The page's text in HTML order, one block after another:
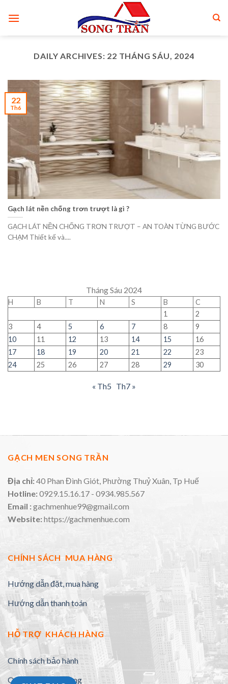
DAILY ARCHIVES: 22 THÁNG SÁU, 2024
Gạch lát nền chống trơn trượt là gì ?
GẠCH LÁT NỀN CHỐNG TRƠN TRƯỢT – AN TOÀN TỪNG BƯỚC
CHẠM Thiết kế và....
22
Th6
Tháng Sáu 2024
H B T N S B
C
1
2
3
4 5 6 7 8
9
10
11 12 13 14 15
16
17
18 19 20 21 22
23
24
25 26 27 28 29 30
« Th5 Th7 »
GẠCH MEN SONG TRẦN
Địa chỉ:40 Phan Đình Giót, Phường Thuỷ Xuân, Tp Huế
Hotline:0929.15.16.17 - 0934.985.567
Email :gachmenhue99@gmail.com
Website:https://gachmenhue.com
CHÍNH SÁCH MUA HÀNG
Hướng dẫn đặt, mua hàng
Hướng dẫn thanh toán
HỖ TRỢ KHÁCH HÀNG
Chính sách bảo hành
Quy định đổi trả hàng